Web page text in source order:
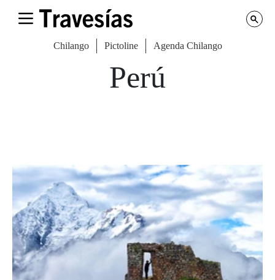
Chilango Pictoline Agenda Chilango
Perú